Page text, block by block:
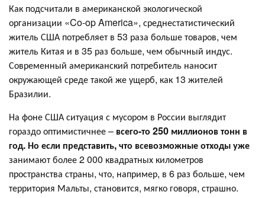
Как подсчитали в американской экологической
организации «Co-op America», среднестатистический
житель США потребляет в 53 раза больше товаров, чем
житель Китая и в 35 раз больше, чем обычный индус.
Современный американский потребитель наносит
окружающей среде такой же ущерб, как 13 жителей
Бразилии.
На фоне США ситуация с мусором в России выглядит
гораздо оптимистичнее – всего-то 250 миллионов тонн в
год. Но если представить, что всевозможные отходы уже
занимают более 2 000 квадратных километров
пространства страны, что, например, в 6 раз больше, чем
территория Мальты, становится, мягко говоря, страшно.